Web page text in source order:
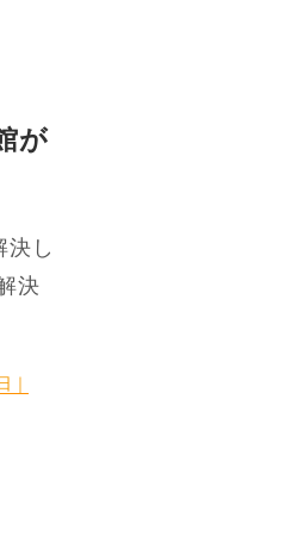
が
決し
決
｜